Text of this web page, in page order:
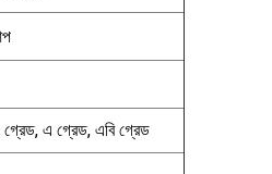
এ গ্রেড, এবি গ্রেড